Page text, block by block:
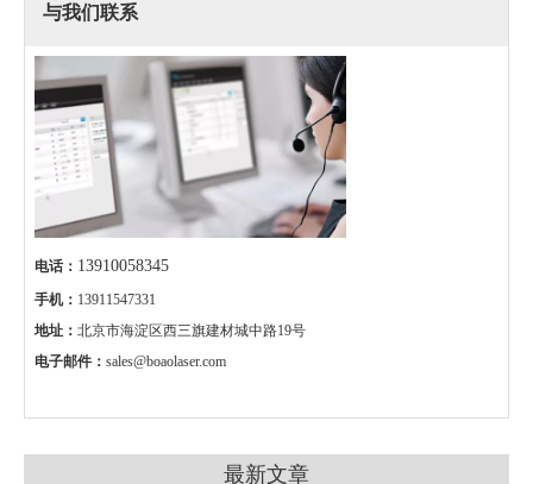
与我们联系
电话： 13910058345
手机： 13911547331
地址： 北京市海淀区西三旗建材城中路19号
电子邮件： sales@boaolaser.com
最新文章